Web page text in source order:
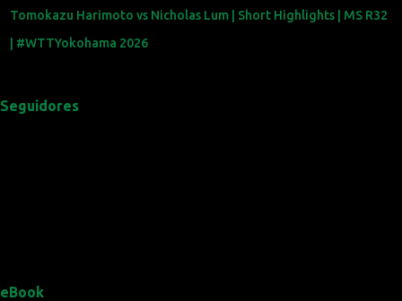
Tomokazu Harimoto vs Nicholas Lum | Short Highlights | MS R32
| #WTTYokohama 2026
Seguidores
eBook